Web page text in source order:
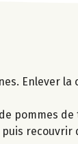
Enlever
pommes